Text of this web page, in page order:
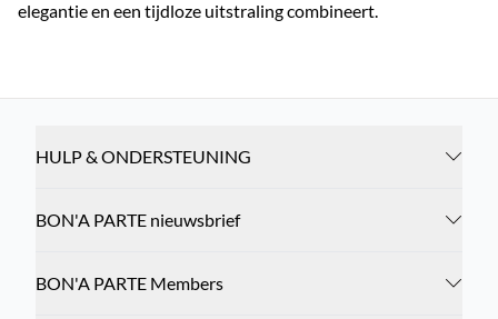
elegantie en een tijdloze uitstraling combineert.
HULP & ONDERSTEUNING
BON'A PARTE nieuwsbrief
BON'A PARTE Members